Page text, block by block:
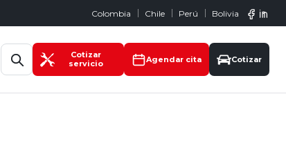
Colombia Chile Perú Bolivia
Abrir búsquedaCotizar
servicio
Agendar cita Cotizar